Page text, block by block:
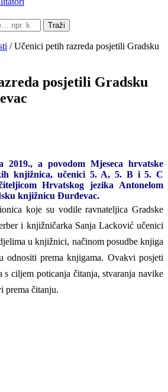
Traži
/ Učenici petih razreda posjetili Gradsku
posjetili Gradsku
2019., a povodom Mjeseca hrvatske
knjižnica, učenici 5. A, 5. B i 5. C
Hrvatskog jezika Antonelom
knjižnicu Đurđevac.
koje su vodile ravnateljica Gradske
i knjižničarka Sanja Lacković učenici
u knjižnici, načinom posudbe knjiga
odnositi prema knjigama. Ovakvi posjeti
s ciljem poticanja čitanja, stvaranja navike
prema čitanju.